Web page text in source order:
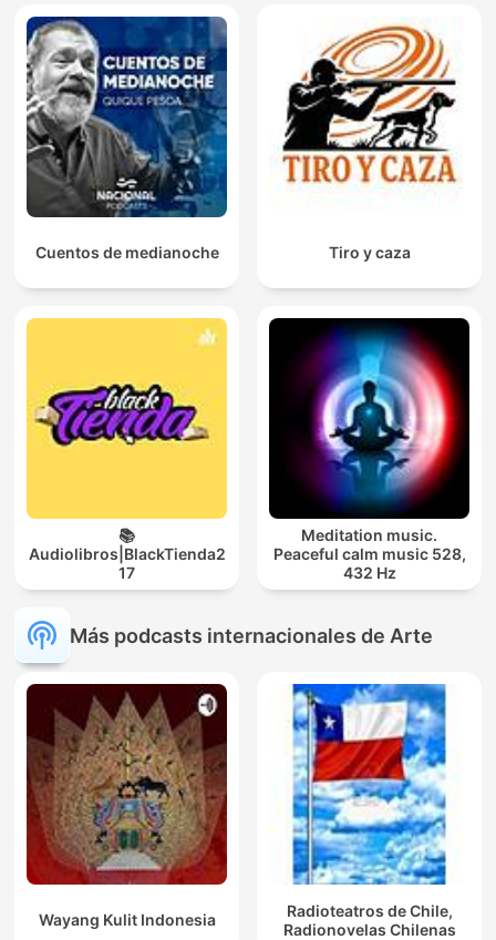
Cuentos de medianoche Tiro y caza
📚
Audiolibros|BlackTienda2
17
Meditation music.
Peaceful calm music 528,
432 Hz
Más podcasts internacionales de Arte
Wayang Kulit Indonesia
Radioteatros de Chile,
Radionovelas Chilenas